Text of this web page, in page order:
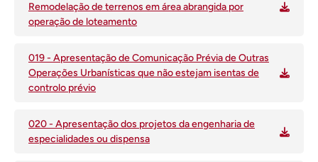
Remodelação de terrenos em área abrangida por
operação de loteamento
019 - Apresentação de Comunicação Prévia de Outras
Operações Urbanísticas que não estejam isentas de
controlo prévio
020 - Apresentação dos projetos da engenharia de
especialidades ou dispensa